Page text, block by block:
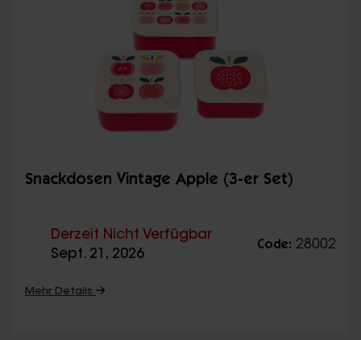
Snackdosen Vintage Apple (3-er Set)
Derzeit Nicht Verfügbar
Sept. 21, 2026
Code: 28002
Mehr Details